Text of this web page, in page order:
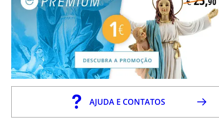
AJUDA E CONTATOS